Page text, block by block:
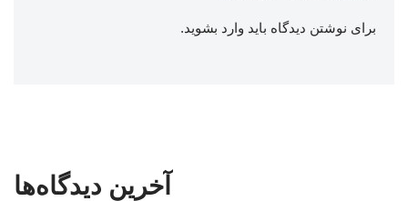
برای نوشتن دیدگاه باید وارد بشوید.
آخرین دیدگاه‌ها